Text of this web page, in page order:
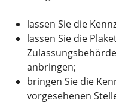
lassen Sie die
lassen Sie die
anbringen;
bringen Sie die
vorgesehenen